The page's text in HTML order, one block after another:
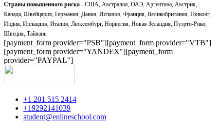
Страны повышенного риска - США, Австралия, ОАЭ, Аргентина, Австрия,
Канада, Швейцария, Германия, Дания, Испания, Франция, Великобритания, Гонконг,
Индия, Ирландия, Италия, Люксембург, Норвегия, Новая Зеландия, Пуэрто-Рико,
Швеция, Тайвань.
[payment_form provider="PSB"][payment_form provider="VTB"]
[payment_form provider="YANDEX"][payment_form
provider="PAYPAL"]
+1 201 515 2414
+19292141039
student@enlineschool.com